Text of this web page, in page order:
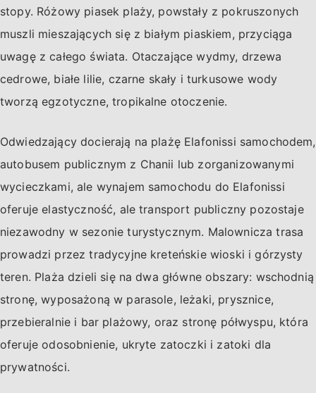
stopy. Różowy piasek plaży, powstały z pokruszonych
muszli mieszających się z białym piaskiem, przyciąga
uwagę z całego świata. Otaczające wydmy, drzewa
cedrowe, białe lilie, czarne skały i turkusowe wody
tworzą egzotyczne, tropikalne otoczenie.
Odwiedzający docierają na plażę Elafonissi samochodem,
autobusem publicznym z Chanii lub zorganizowanymi
wycieczkami, ale wynajem samochodu do Elafonissi
oferuje elastyczność, ale transport publiczny pozostaje
niezawodny w sezonie turystycznym. Malownicza trasa
prowadzi przez tradycyjne kreteńskie wioski i górzysty
teren. Plaża dzieli się na dwa główne obszary: wschodnią
stronę, wyposażoną w parasole, leżaki, prysznice,
przebieralnie i bar plażowy, oraz stronę półwyspu, która
oferuje odosobnienie, ukryte zatoczki i zatoki dla
prywatności.